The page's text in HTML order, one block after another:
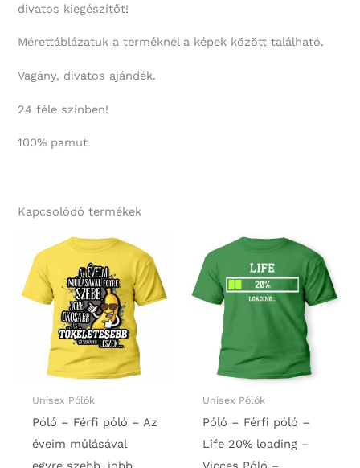
divatos kiegészítőt!
Mérettáblázatuk a terméknél a képek között található.
Vagány, divatos ajándék.
24 féle színben!
100% pamut
Kapcsolódó termékek
Unisex Pólók
Póló – Férfi póló – Az
éveim múlásával
Unisex Pólók
Póló – Férfi póló –
Life 20% loading –